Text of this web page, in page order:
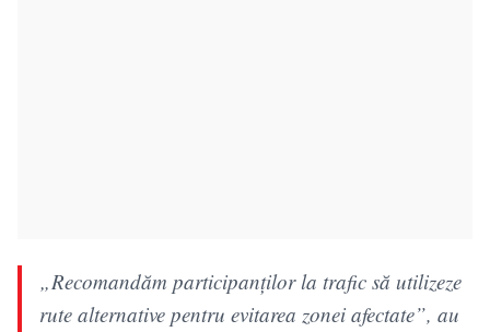
„Recomandăm participanţilor la trafic să utilizeze
rute alternative pentru evitarea zonei afectate”, au